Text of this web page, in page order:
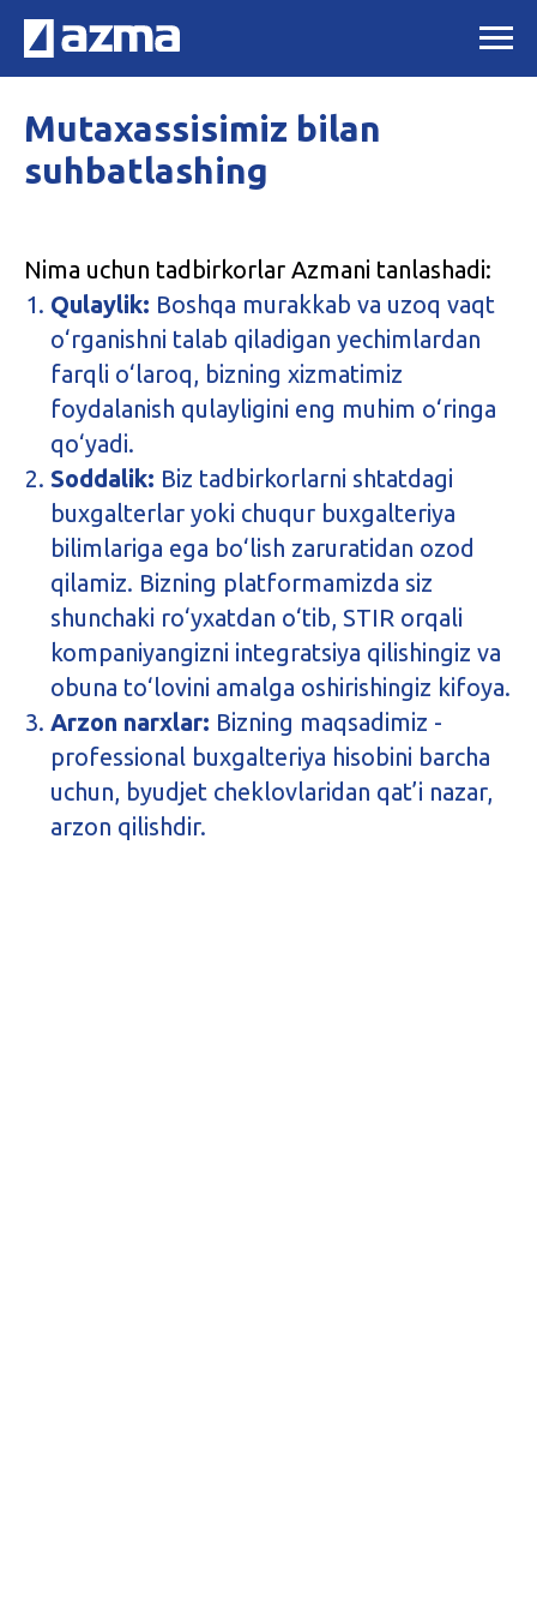
Mutaxassisimiz bilan
suhbatlashing
Nima uchun tadbirkorlar Azmani tanlashadi:
Qulaylik: Boshqa murakkab va uzoq vaqt
o‘rganishni talab qiladigan yechimlardan
farqli o‘laroq, bizning xizmatimiz
foydalanish qulayligini eng muhim o‘ringa
qo‘yadi.
Soddalik: Biz tadbirkorlarni shtatdagi
buxgalterlar yoki chuqur buxgalteriya
bilimlariga ega bo‘lish zaruratidan ozod
qilamiz. Bizning platformamizda siz
shunchaki ro‘yxatdan o‘tib, STIR orqali
kompaniyangizni integratsiya qilishingiz va
obuna to‘lovini amalga oshirishingiz kifoya.
Arzon narxlar: Bizning maqsadimiz -
professional buxgalteriya hisobini barcha
uchun, byudjet cheklovlaridan qat’i nazar,
arzon qilishdir.